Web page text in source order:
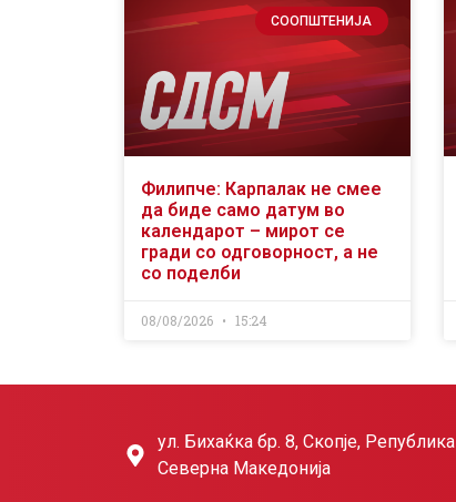
СООПШТЕНИЈА
Филипче: Карпалак не смее
да биде само датум во
календарот – мирот се
гради со одговорност, а не
со поделби
08/08/2026 15:24
ул. Бихаќка бр. 8, Скопје, Република
Северна Македонија